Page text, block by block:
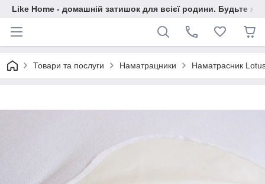
Like Home - домашній затишок для всієї родини. Будьте як
Товари та послуги Наматрацники Наматрасник